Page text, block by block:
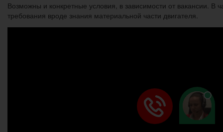
Возможны и конкретные условия, в зависимости от вакансии.
требования вроде знания материальной части двигателя.